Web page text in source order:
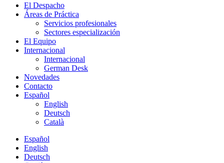
El Despacho
Áreas de Práctica
Servicios profesionales
Sectores especialización
El Equipo
Internacional
Internacional
German Desk
Novedades
Contacto
Español
English
Deutsch
Català
Español
English
Deutsch